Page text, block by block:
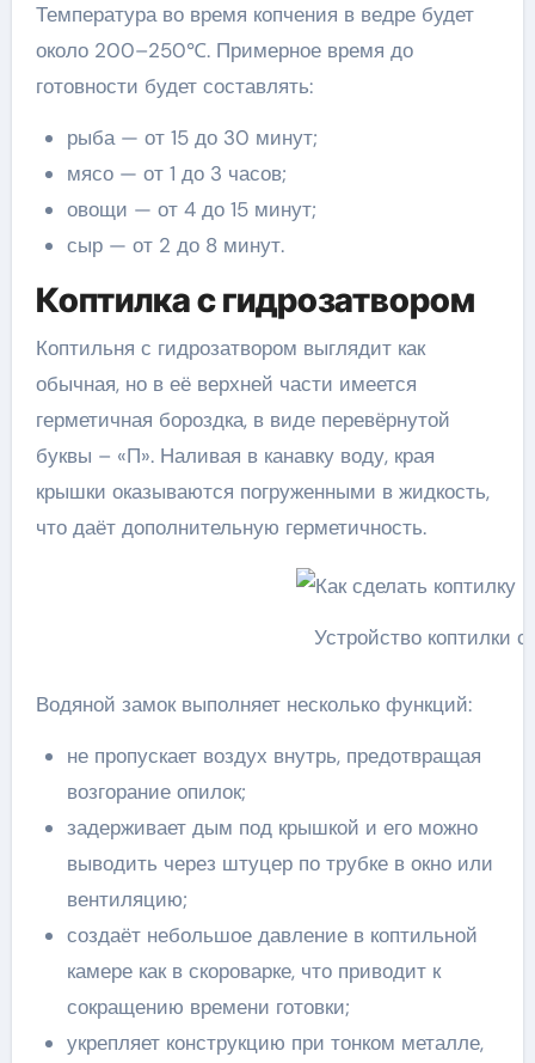
Температура во время копчения в ведре будет
около 200–250℃. Примерное время до
готовности будет составлять:
рыба — от 15 до 30 минут;
мясо — от 1 до 3 часов;
овощи — от 4 до 15 минут;
сыр — от 2 до 8 минут.
Коптилка с гидрозатвором
Коптильня с гидрозатвором выглядит как
обычная, но в её верхней части имеется
герметичная бороздка, в виде перевёрнутой
буквы – «П». Наливая в канавку воду, края
крышки оказываются погруженными в жидкость,
что даёт дополнительную герметичность.
Устройство коптилки
Водяной замок выполняет несколько функций:
не пропускает воздух внутрь, предотвращая
возгорание опилок;
задерживает дым под крышкой и его можно
выводить через штуцер по трубке в окно или
вентиляцию;
создаёт небольшое давление в коптильной
камере как в скороварке, что приводит к
сокращению времени готовки;
укрепляет конструкцию при тонком металле,